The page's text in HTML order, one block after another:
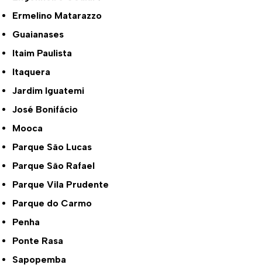
Ermelino Matarazzo
Guaianases
Itaim Paulista
Itaquera
Jardim Iguatemi
José Bonifácio
Mooca
Parque São Lucas
Parque São Rafael
Parque Vila Prudente
Parque do Carmo
Penha
Ponte Rasa
Sapopemba